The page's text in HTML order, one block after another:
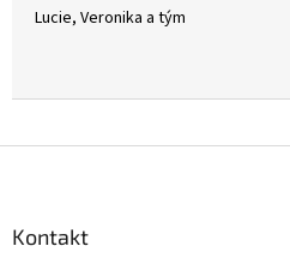
Lucie, Veronika a tým
Kontakt